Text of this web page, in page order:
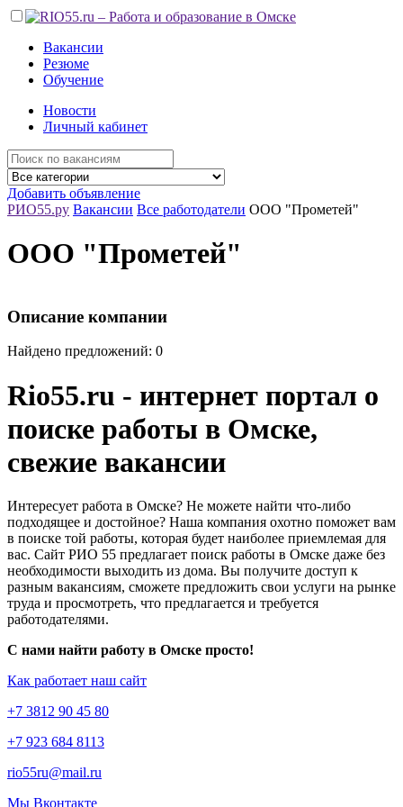
Вакансии
Резюме
Обучение
Новости
Личный кабинет
Добавить объявление
РИО55.ру Вакансии Все работодатели ООО "Прометей"
ООО "Прометей"
Описание компании
Найдено предложений: 0
Rio55.ru - интернет портал о
поиске работы в Омске,
свежие вакансии
Интересует работа в Омске? Не можете найти что-либо
подходящее и достойное? Наша компания охотно поможет вам
в поиске той работы, которая будет наиболее приемлемая для
вас. Сайт РИО 55 предлагает поиск работы в Омске даже без
необходимости выходить из дома. Вы получите доступ к
разным вакансиям, сможете предложить свои услуги на рынке
труда и просмотреть, что предлагается и требуется
работодателями.
С нами найти работу в Омске просто!
Как работает наш сайт
+7 3812 90 45 80
+7 923 684 8113
rio55ru@mail.ru
Мы Вконтакте